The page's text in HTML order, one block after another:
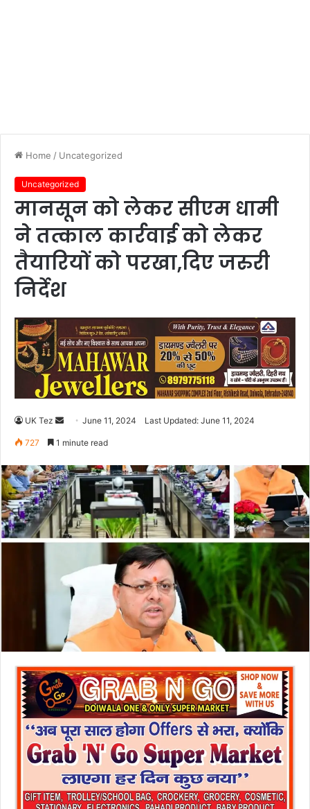
Home / Uncategorized
Uncategorized
मानसून को लेकर सीएम धामी
ने तत्काल कार्रवाई को लेकर
तैयारियों को परखा,दिए जरुरी
निर्देश
UK Tez
d
a
e
m
l
June 11, 2024 Last Updated: June 11, 2024
727 1 minute read